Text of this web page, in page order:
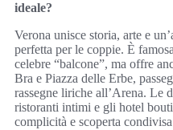
ideale?
Verona unisce storia, arte e
perfetta per le coppie. È
celebre “balcone”, ma offre
Bra e Piazza delle Erbe,
rassegne liriche all’Arena. Le
ristoranti intimi e gli hotel
complicità e scoperta